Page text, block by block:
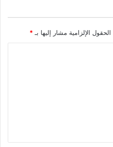
الحقول الإلزامية مشار إليها بـ *